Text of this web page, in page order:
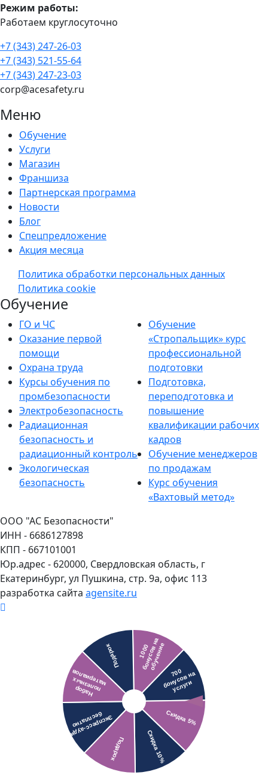
Режим работы:
Работаем круглосуточно
+7 (343) 247-26-03
+7 (343) 521-55-64
+7 (343) 247-23-03
corp@acesafety.ru
Меню
Обучение
Услуги
Магазин
Франшиза
Партнерская программа
Новости
Блог
Спецпредложение
Акция месяца
Политика обработки персональных данных
Политика cookie
Обучение
ГО и ЧС
Оказание первой
помощи
Охрана труда
Курсы обучения по
промбезопасности
Электробезопасность
Радиационная
безопасность и
радиационный контроль
Экологическая
безопасность
Обучение
«Стропальщик» курс
профессиональной
подготовки
Подготовка,
переподготовка и
повышение
квалификации рабочих
кадров
Обучение менеджеров
по продажам
Курс обучения
«Вахтовый метод»
ООО "АС Безопасности"
ИНН - 6686127898
КПП - 667101001
Юр.адрес - 620000, Свердловская область, г
Екатеринбург, ул Пушкина, стр. 9а, офис 113
разработка сайта agensite.ru